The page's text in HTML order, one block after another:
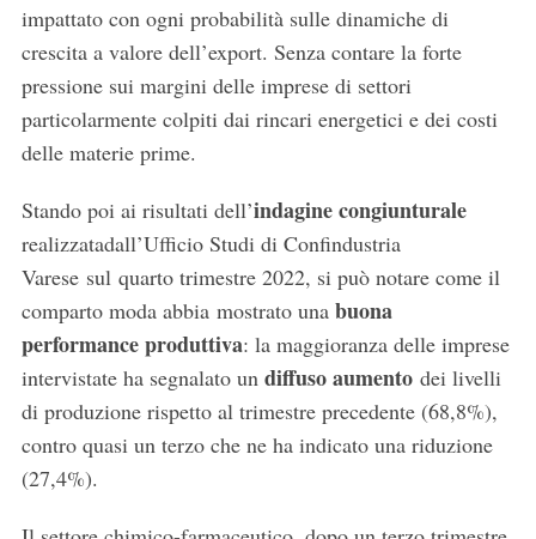
impattato con ogni probabilità sulle dinamiche di
crescita a valore dell’export. Senza contare la forte
pressione sui margini delle imprese di settori
particolarmente colpiti dai rincari energetici e dei costi
delle materie prime.
Stando poi ai risultati dell’indagine congiunturale
realizzatadall’Ufficio Studi di Confindustria
Varese sul quarto trimestre 2022, si può notare come il
comparto moda abbia mostrato una buona
performance produttiva: la maggioranza delle imprese
intervistate ha segnalato un diffuso aumentodei livelli
di produzione rispetto al trimestre precedente (68,8%),
contro quasi un terzo che ne ha indicato una riduzione
(27,4%).